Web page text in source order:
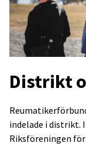
Distrikt
indelade i distrikt.
Riksföreningen